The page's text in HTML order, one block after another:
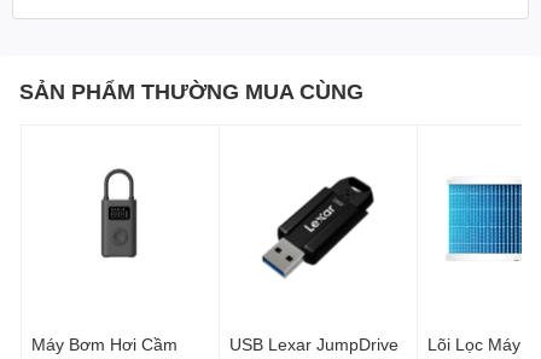
SẢN PHẨM THƯỜNG MUA CÙNG
Máy Bơm Hơi Cầm
USB Lexar JumpDrive
Lõi Lọc Máy